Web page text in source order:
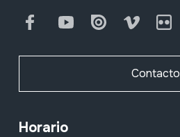
FacebookYoutube Issuu Vimeo
Contacto
Horario